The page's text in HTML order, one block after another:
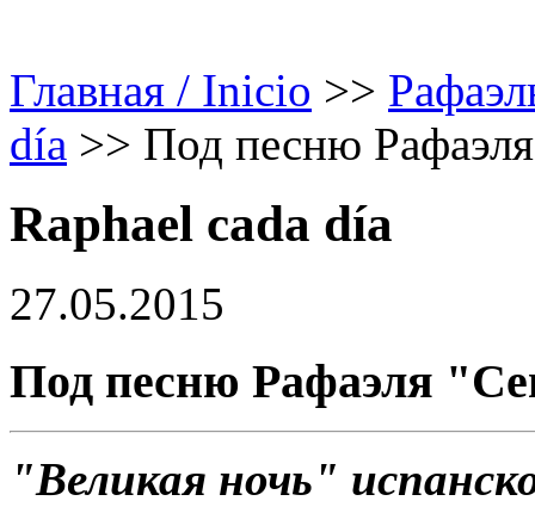
Главная / Inicio >>
día >> Под песню
Raphael cada día
27.05.2015
Под песню Рафаэля
"Великая ночь"